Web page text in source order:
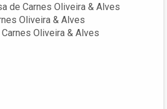
de Carnes Oliveira & Alves
Oliveira & Alves
Oliveira & Alves